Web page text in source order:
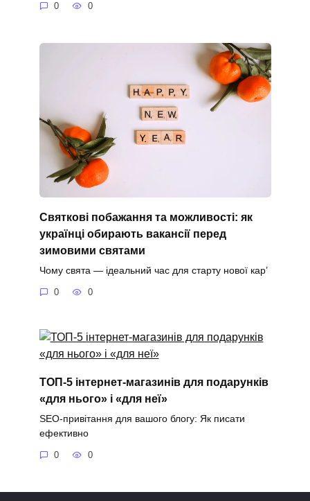
0 0
Святкові побажання та можливості: як
українці обирають вакансії перед
зимовими святами
Чому свята — ідеальний час для старту нової кар’
0 0
ТОП-5 інтернет-магазинів для подарунків
«для нього» і «для неї»
SEO-привітання для вашого блогу: Як писати
ефективно
0 0